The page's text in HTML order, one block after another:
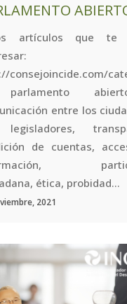
artículos que te
consejoincide.com/
entre los
de cuentas,
ética, probidad...
2021